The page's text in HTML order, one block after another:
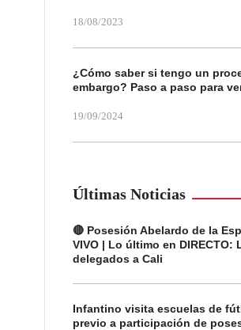
18/08/2023
¿Cómo saber si tengo un
embargo? Paso a paso para
19/09/2024
Últimas Noticias
🔴 Posesión Abelardo de la
VIVO | Lo último en DIRECTO:
delegados a Cali
Infantino visita escuelas de
previo a participación de